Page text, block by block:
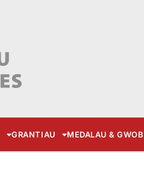
GRANTIAU MEDALAU &